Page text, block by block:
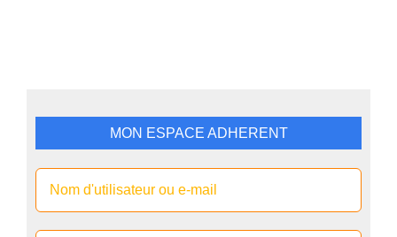
MON ESPACE ADHERENT